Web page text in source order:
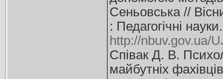
Сеньовська //
: Педагогічні
http://nbuv.gov.ua/
Співак Д. В.
майбутніх